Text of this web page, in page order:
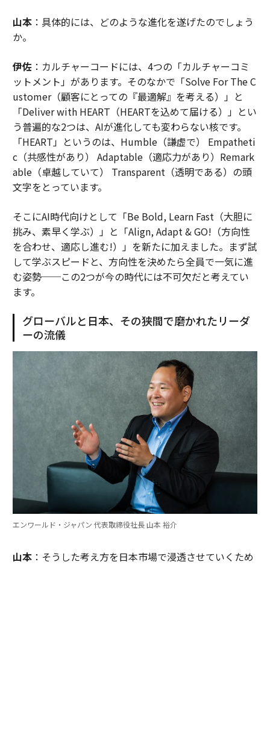
山本：具体的には、どのような進化を遂げたのでしょう
か。
伊佐：カルチャーコードには、4つの「カルチャーコミ
ットメント」があります。そのなかで「Solve For The C
ustomer（顧客にとっての『最適解』を考える）」と
「Deliver with HEART（HEARTを込めて届ける）」とい
う普遍的な2つは、AIが進化しても変わらない核です。
「HEART」というのは、Humble（謙虚で） Empatheti
c（共感性があり） Adaptable（適応力があり）Remark
able（卓越していて） Transparent（透明である）の頭
文字をとっています。
そこにAI時代向けとして「Be Bold, Learn Fast（大胆に
挑み、素早く学ぶ）」と「Align, Adapt & GO!（方向性
を合わせ、適応し進む!）」を新たに加えました。まず試
して学ぶスピードと、方向性を決めたら全員で一気に進
む姿勢──この2つが今の時代には不可欠だと考えてい
ます。
グローバルと日本、その狭間で磨かれたリーダ
ーの流儀
エンワールド・ジャパン 代表取締役社長 山本 裕介
山本：そうした考え方を日本市場で浸透させていくため